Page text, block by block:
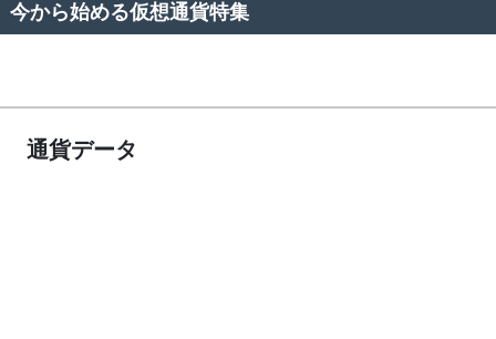
今から始める仮想通貨特集
通貨データ